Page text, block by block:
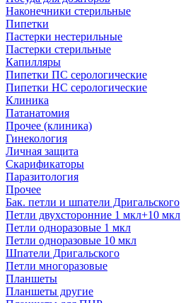
Наконечники стерильные
Пипетки
Пастерки нестерильные
Пастерки стерильные
Капилляры
Пипетки ПС серологические
Пипетки НС серологические
Клиника
Патанатомия
Прочее (клиника)
Гинекология
Личная защита
Скарификаторы
Паразитология
Прочее
Бак. петли и шпатели Дригальского
Петли двухсторонние 1 мкл+10 мкл
Петли одноразовые 1 мкл
Петли одноразовые 10 мкл
Шпатели Дригальского
Петли многоразовые
Планшеты
Планшеты другие